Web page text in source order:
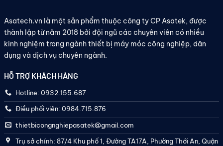
Asatech.vn là một sản phẩm thuộc công ty CP Asatek, được
thành lập từ năm 2018 bởi đội ngũ các chuyên viên có nhiều
kinh nghiệm trong ngành thiết bị máy móc công nghiệp, dân
dụng và dịch vụ chuyên ngành.
HỖ TRỢ KHÁCH HÀNG
Hotline: 0932.155.687
Điều phối viên: 0984.715.876
thietbicongnghiepasatek@gmail.com
Trụ sở chính: 87/4 Khu phố 1, Đường TA17A, Phường Thới An, Quận